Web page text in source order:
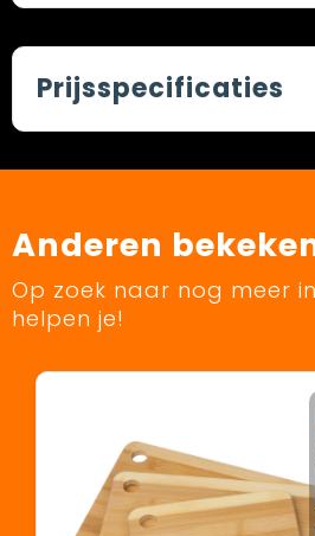
Prijsspecificaties
Anderen
Op zoek naar nog meer
helpen je!